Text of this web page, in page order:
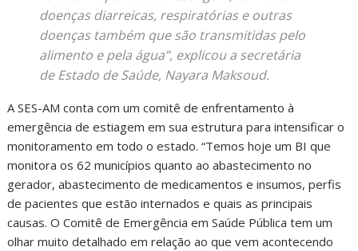
doenças diarreicas, respiratórias e outras
doenças também que são transmitidas pelo
alimento e pela água”, explicou a secretária
de Estado de Saúde, Nayara Maksoud.
A SES-AM conta com um comitê de enfrentamento à
emergência de estiagem em sua estrutura para intensificar o
monitoramento em todo o estado. “Temos hoje um BI que
monitora os 62 municípios quanto ao abastecimento no
gerador, abastecimento de medicamentos e insumos, perfis
de pacientes que estão internados e quais as principais
causas. O Comitê de Emergência em Saúde Pública tem um
olhar muito detalhado em relação ao que vem acontecendo